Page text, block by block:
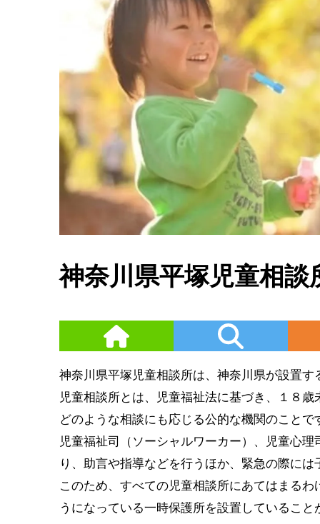
神奈川県平塚児童相談
神奈川県平塚児童相談所は、神奈川県が設置す
児童相談所とは、児童福祉法に基づき、１８
どのような相談にも応じる公的な機関のことで
児童福祉司（ソーシャルワーカー）、児童心
り、助言や指導などを行うほか、緊急の際に
このため、すべての児童相談所にあてはまる
うになっている一時保護所を設置していること